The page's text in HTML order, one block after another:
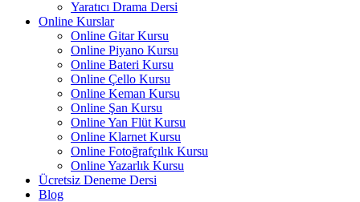
Yaratıcı Drama Dersi
Online Kurslar
Online Gitar Kursu
Online Piyano Kursu
Online Bateri Kursu
Online Çello Kursu
Online Keman Kursu
Online Şan Kursu
Online Yan Flüt Kursu
Online Klarnet Kursu
Online Fotoğrafçılık Kursu
Online Yazarlık Kursu
Ücretsiz Deneme Dersi
Blog